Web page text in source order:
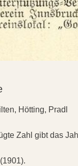
Hötting, Pradl
Zahl gibt das